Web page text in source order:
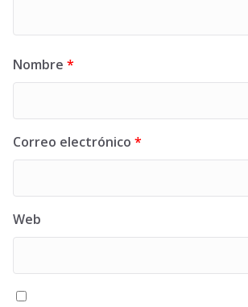
Nombre *
Correo electrónico *
Web